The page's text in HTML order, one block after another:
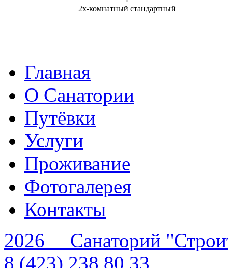
2х-комнатный стандартный
Главная
О Санатории
Путёвки
Услуги
Проживание
Фотогалерея
Контакты
2026 Санаторий
8 (423) 238 80 33